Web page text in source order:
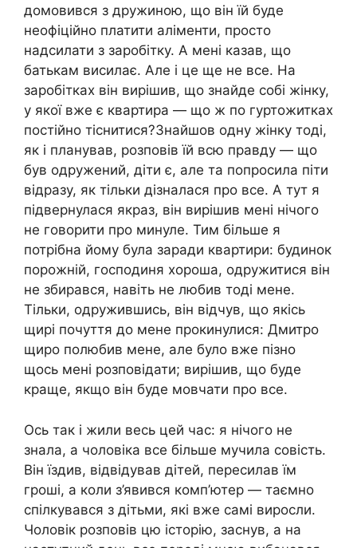
домовився з дружиною, що він їй буде
неофіційно платити аліменти, просто
надсилати з заробітку. А мені казав, що
батькам висилає. Але і це ще не все. На
заробітках він вирішив, що знайде собі жінку,
у якої вже є квартира — що ж по гуртожитках
постійно тіснитися?Знайшов одну жінку тоді,
як і планував, розповів їй всю правду — що
був одружений, діти є, але та попросила піти
відразу, як тільки дізналася про все. А тут я
підвернулася якраз, він вирішив мені нічого
не говорити про минуле. Тим більше я
потрібна йому була заради квартири: будинок
порожній, господиня хороша, одружитися він
не збирався, навіть не любив тоді мене.
Тільки, одружившись, він відчув, що якісь
щирі почуття до мене прокинулися: Дмитро
щиро полюбив мене, але було вже пізно
щось мені розповідати; вирішив, що буде
краще, якщо він буде мовчати про все.
Ось так і жили весь цей час: я нічого не
знала, а чоловіка все більше мучила совість.
Він їздив, відвідував дітей, пересилав їм
гроші, а коли з’явився комп’ютер — таємно
спілкувався з дітьми, які вже самі виросли.
Чоловік розповів цю історію, заснув, а на